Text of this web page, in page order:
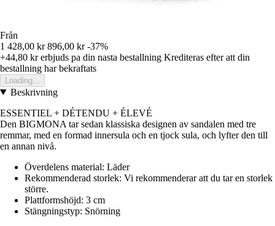
Från
1 428,00 kr 896,00 kr -37%
+44,80 krerbjuds pa din nasta bestallning Krediteras efter att din
bestallning har bekraftats
Loading...
Beskrivning
ESSENTIEL + DÉTENDU + ÉLEVÉ
Den BIGMONA tar sedan klassiska designen av sandalen med tre
remmar, med en formad innersula och en tjock sula, och lyfter den till
en annan nivå.
Överdelens material: Läder
Rekommenderad storlek: Vi rekommenderar att du tar en storlek
större.
Plattformshöjd: 3 cm
Stängningstyp: Snörning